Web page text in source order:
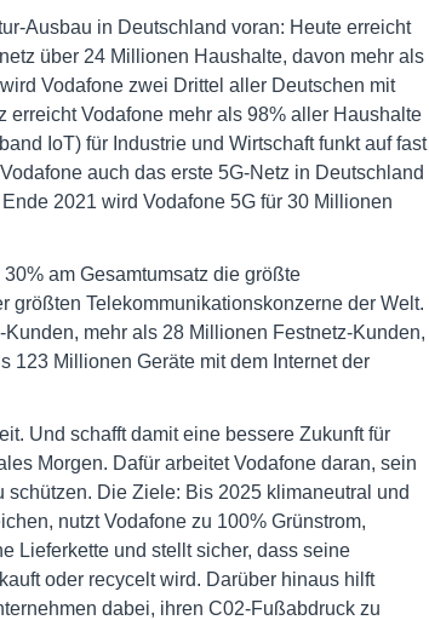
Ausbau in Deutschland voran: Heute erreicht
über 24 Millionen Haushalte, davon mehr als
Vodafone zwei Drittel aller Deutschen mit
Vodafone mehr als 98% aller Haushalte
IoT) für Industrie und Wirtschaft funkt auf fast
auch das erste 5G-Netz in Deutschland
2021 wird Vodafone 5G für 30 Millionen
am Gesamtumsatz die größte
größten Telekommunikationskonzerne der Welt.
mehr als 28 Millionen Festnetz-Kunden,
123 Millionen Geräte mit dem Internet der
Und schafft damit eine bessere Zukunft für
Morgen. Dafür arbeitet Vodafone daran, sein
Die Ziele: Bis 2025 klimaneutral und
nutzt Vodafone zu 100% Grünstrom,
Lieferkette und stellt sicher, dass seine
oder recycelt wird. Darüber hinaus hilft
dabei, ihren C02-Fußabdruck zu